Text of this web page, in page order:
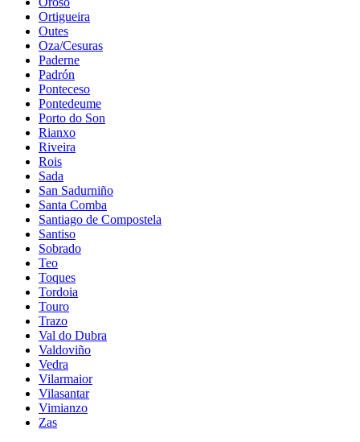
Ortigueira
Outes
Oza/Cesuras
Paderne
Padrón
Ponteceso
Pontedeume
Porto do Son
Rianxo
Riveira
Rois
Sada
San Sadurniño
Santa Comba
Santiago de Compostela
Santiso
Sobrado
Teo
Toques
Tordoia
Touro
Trazo
Val do Dubra
Valdoviño
Vedra
Vilarmaior
Vilasantar
Vimianzo
Zas